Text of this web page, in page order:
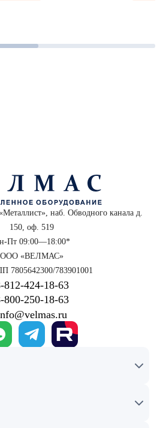
наб. Обводного канала д.
150, оф. 519
Пт 09:00—18:00*
ООО «ВЕЛМАС»
7805642300/783901001